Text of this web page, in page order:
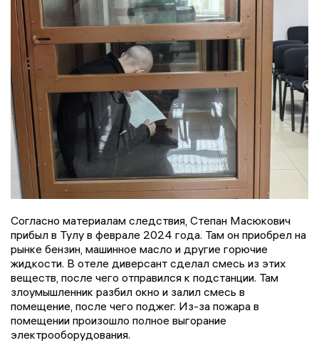
Согласно материалам следствия, Степан Масюкович
прибыл в Тулу в феврале 2024 года. Там он приобрел на
рынке бензин, машинное масло и другие горючие
жидкости. В отеле диверсант сделал смесь из этих
веществ, после чего отправился к подстанции. Там
злоумышленник разбил окно и залил смесь в
помещение, после чего поджег. Из-за пожара в
помещении произошло полное выгорание
электрооборудования.